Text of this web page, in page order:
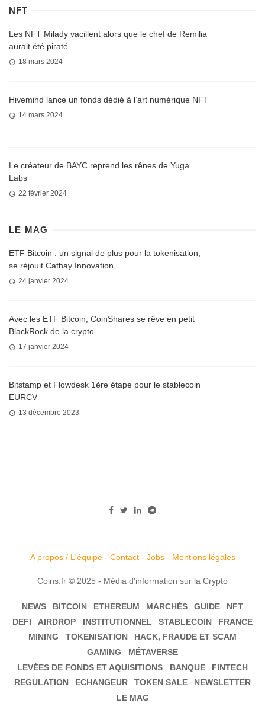
NFT
Les NFT Milady vacillent alors que le chef de Remilia
aurait été piraté
18 mars 2024
Hivemind lance un fonds dédié à l’art numérique NFT
14 mars 2024
Le créateur de BAYC reprend les rênes de Yuga
Labs
22 février 2024
LE MAG
ETF Bitcoin : un signal de plus pour la tokenisation,
se réjouit Cathay Innovation
24 janvier 2024
Avec les ETF Bitcoin, CoinShares se rêve en petit
BlackRock de la crypto
17 janvier 2024
Bitstamp et Flowdesk 1ère étape pour le stablecoin
EURCV
13 décembre 2023
A propos / L'équipe- Contact- Jobs- Mentions légales
Coins.fr © 2025 - Média d'information sur la Crypto
NEWS BITCOIN ETHEREUM MARCHÉS GUIDE
NFT
DEFI
AIRDROP INSTITUTIONNEL STABLECOIN
FRANCE
MINING
TOKENISATION
HACK, FRAUDE ET SCAM
GAMING
MÉTAVERSE
LEVÉES DE FONDS ET AQUISITIONS
BANQUE
FINTECH
REGULATION
ECHANGEUR TOKEN SALE
NEWSLETTER
LE MAG